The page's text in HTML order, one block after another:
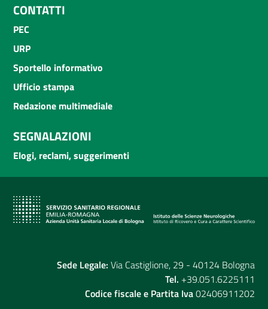
CONTATTI
PEC
URP
Sportello informativo
Ufficio stampa
Redazione multimediale
SEGNALAZIONI
Elogi, reclami, suggerimenti
Sede Legale: Via Castiglione, 29 - 40124 Bologna
Tel. +39.051.6225111
Codice fiscale e Partita Iva02406911202